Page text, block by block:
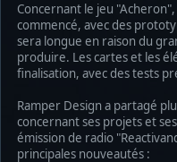
Concernant le jeu
commencé, avec des
sera longue en raison du
produire. Les cartes et les
finalisation, avec des tests
Ramper Design a partagé
concernant ses projets et
émission de radio
principales nouveautés :